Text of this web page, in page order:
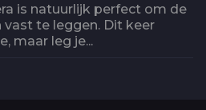
is natuurlijk perfect om de
te leggen. Dit keer
maar leg je...